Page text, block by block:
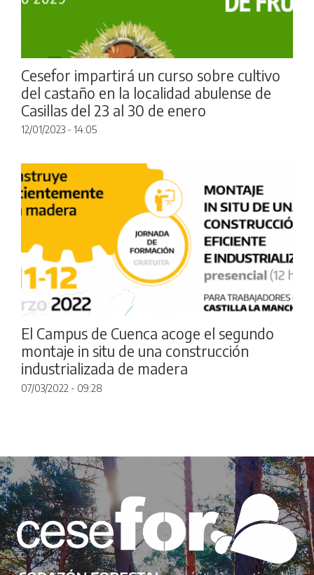
Cesefor impartirá un curso sobre cultivo
del castaño en la localidad abulense de
Casillas del 23 al 30 de enero
12/01/2023 - 14:05
El Campus de Cuenca acoge el segundo
montaje in situ de una construcción
industrializada de madera
07/03/2022 - 09:28